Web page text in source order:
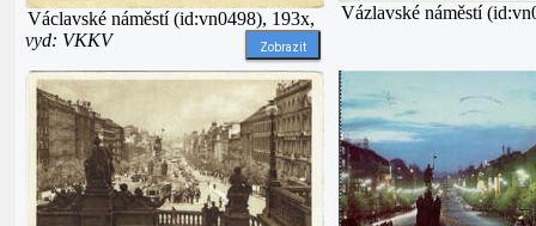
Václavské náměstí (id:vn0498), 193x,
vyd: VKKV
Zobrazit
Vázlavské náměstí